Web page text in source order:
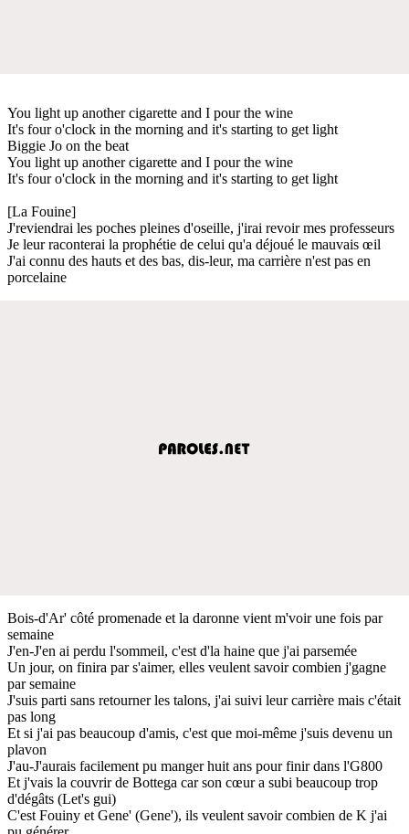
You light up another cigarette and I pour the wine
It's four o'clock in the morning and it's starting to get light
Biggie Jo on the beat
You light up another cigarette and I pour the wine
It's four o'clock in the morning and it's starting to get light
[La Fouine]
J'reviendrai les poches pleines d'oseille, j'irai revoir mes professeurs
Je leur raconterai la prophétie de celui qu'a déjoué le mauvais œil
J'ai connu des hauts et des bas, dis-leur, ma carrière n'est pas en
porcelaine
Bois-d'Ar' côté promenade et la daronne vient m'voir une fois par
semaine
J'en-J'en ai perdu l'sommeil, c'est d'la haine que j'ai parsemée
Un jour, on finira par s'aimer, elles veulent savoir combien j'gagne
par semaine
J'suis parti sans retourner les talons, j'ai suivi leur carrière mais c'était
pas long
Et si j'ai pas beaucoup d'amis, c'est que moi-même j'suis devenu un
plavon
J'au-J'aurais facilement pu manger huit ans pour finir dans l'G800
Et j'vais la couvrir de Bottega car son cœur a subi beaucoup trop
d'dégâts (Let's gui)
C'est Fouiny et Gene' (Gene'), ils veulent savoir combien de K j'ai